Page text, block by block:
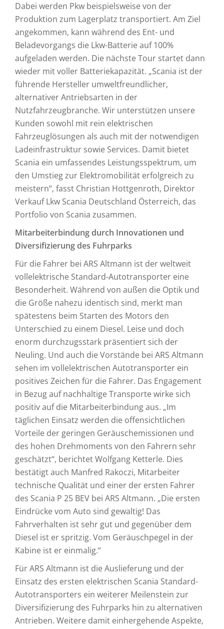
Dabei werden Pkw beispielsweise von der
Produktion zum Lagerplatz transportiert. Am Ziel
angekommen, kann während des Ent- und
Beladevorgangs die Lkw-Batterie auf 100%
aufgeladen werden. Die nächste Tour startet dann
wieder mit voller Batteriekapazität. „Scania ist der
führende Hersteller umweltfreundlicher,
alternativer Antriebsarten in der
Nutzfahrzeugbranche. Wir unterstützen unsere
Kunden sowohl mit rein elektrischen
Fahrzeuglösungen als auch mit der notwendigen
Ladeinfrastruktur sowie Services. Damit bietet
Scania ein umfassendes Leistungsspektrum, um
den Umstieg zur Elektromobilität erfolgreich zu
meistern“, fasst Christian Hottgenroth, Direktor
Verkauf Lkw Scania Deutschland Österreich, das
Portfolio von Scania zusammen.
Mitarbeiterbindung durch Innovationen und
Diversifizierung des Fuhrparks
Für die Fahrer bei ARS Altmann ist der weltweit
vollelektrische Standard-Autotransporter eine
Besonderheit. Während von außen die Optik und
die Größe nahezu identisch sind, merkt man
spätestens beim Starten des Motors den
Unterschied zu einem Diesel. Leise und doch
enorm durchzugsstark präsentiert sich der
Neuling. Und auch die Vorstände bei ARS Altmann
sehen im vollelektrischen Autotransporter ein
positives Zeichen für die Fahrer. Das Engagement
in Bezug auf nachhaltige Transporte wirke sich
positiv auf die Mitarbeiterbindung aus. „Im
täglichen Einsatz werden die offensichtlichen
Vorteile der geringen Geräuschemissionen und
des hohen Drehmoments von den Fahrern sehr
geschätzt“, berichtet Wolfgang Ketterle. Dies
bestätigt auch Manfred Rakoczi, Mitarbeiter
technische Qualität und einer der ersten Fahrer
des Scania P 25 BEV bei ARS Altmann. „Die ersten
Eindrücke vom Auto sind gewaltig! Das
Fahrverhalten ist sehr gut und gegenüber dem
Diesel ist er spritzig. Vom Geräuschpegel in der
Kabine ist er einmalig.“
Für ARS Altmann ist die Auslieferung und der
Einsatz des ersten elektrischen Scania Standard-
Autotransporters ein weiterer Meilenstein zur
Diversifizierung des Fuhrparks hin zu alternativen
Antrieben. Weitere damit einhergehende Aspekte,